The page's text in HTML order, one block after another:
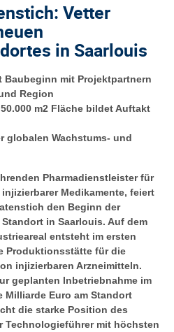
Vetter
in Saarlouis
Baubeginn mit Projektpartnern
Region
m2 Fläche bildet Auftakt
globalen Wachstums- und
Pharmadienstleister für
Medikamente, feiert
den Beginn der
in Saarlouis. Auf dem
entsteht im ersten
Produktionsstätte für die
injizierbaren Arzneimitteln.
geplanten Inbetriebnahme im
Milliarde Euro am Standort
die starke Position des
Technologieführer mit höchsten